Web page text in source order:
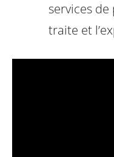
services
traite et